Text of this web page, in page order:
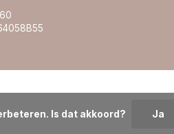
Is dat akkoord?
Ja